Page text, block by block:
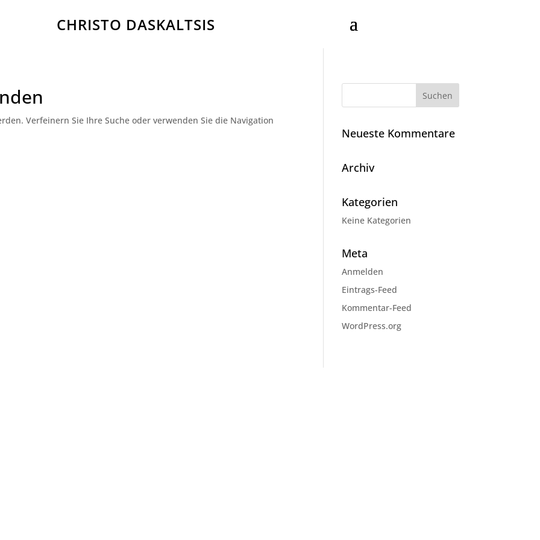
CHRISTO DASKALTSIS
Verfeinern Sie Ihre Suche oder verwenden Sie die Navigation
Neueste Kommentare
Archiv
Kategorien
Keine Kategorien
Meta
Anmelden
Eintrags-Feed
Kommentar-Feed
WordPress.org